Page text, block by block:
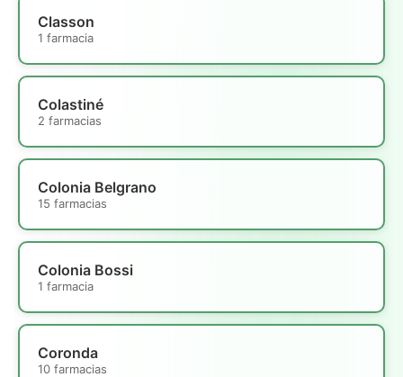
Classon
1 farmacia
Colastiné
2 farmacias
Colonia Belgrano
15 farmacias
Colonia Bossi
1 farmacia
Coronda
10 farmacias